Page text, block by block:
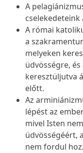
A
A római
a
melyeken
üdvösségre,
keresztüljutva
előtt.
Az
lépést az
mivel Isten
üdvösségéért,
nem fordul